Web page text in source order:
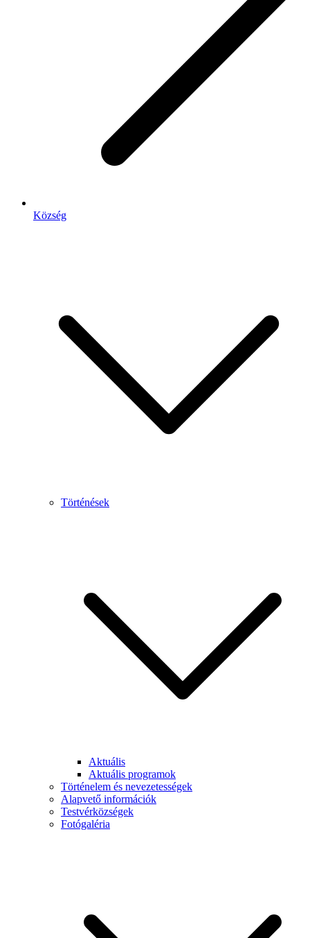
Község
Történések
Aktuális
Aktuális programok
Történelem és nevezetességek
Alapvető információk
Testvérközségek
Fotógaléria